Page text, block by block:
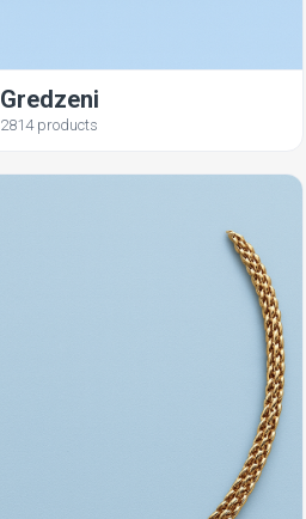
Gredzeni
2814 products